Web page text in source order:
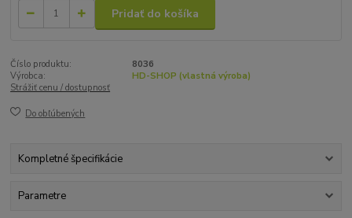
Pridať do košíka
Číslo produktu:
8036
Výrobca:
HD-SHOP (vlastná výroba)
Strážiť cenu / dostupnosť
Do obľúbených
Kompletné špecifikácie
Parametre